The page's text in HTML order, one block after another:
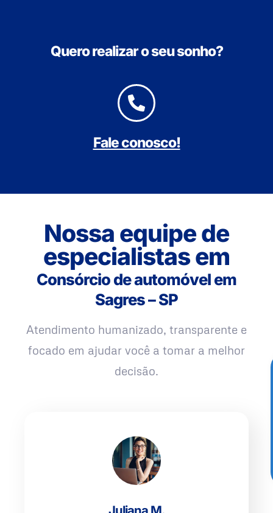
Quero realizar o seu sonho?
Fale conosco!
Nossa equipe de
especialistas em
Consórcio de automóvel em
Sagres – SP
Atendimento humanizado, transparente e
focado em ajudar você a tomar a melhor
decisão.